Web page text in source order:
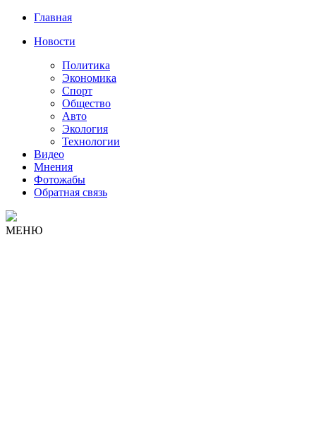
Главная
Новости
Политика
Экономика
Спорт
Общество
Авто
Экология
Технологии
Видео
Мнения
Фотожабы
Обратная связь
МЕНЮ